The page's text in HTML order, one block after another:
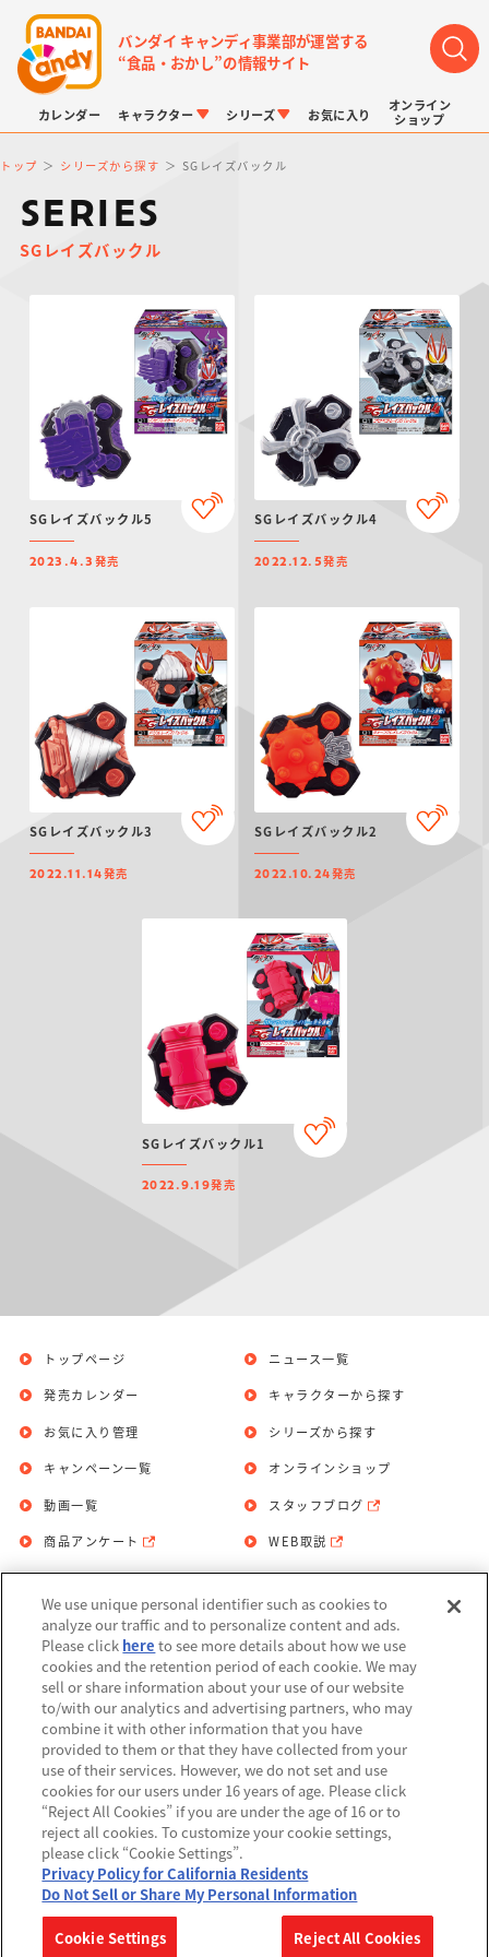
バンダイ キャンディ事業部が運営する
“食品・おかし”の情報サイト
カレンダー キャラクター
ズ
PROJECT R.E.D.・
スーパー戦隊シリー
ズ
ガンダムシリーズ
ポケットモンスター
アンパンマン
サンリオキャラクタ
ーズ
たまご
シリーズ
つりグミ
にふぉるめーしょん
＆スクエアシール
SMPシリーズ
ポケモンスケールワ
ールド
キャラデコ
お気に入り
オンライン
ショップ
トップ シリーズから探す SGレイズバックル
SERIES
SGレイズバックル
SGレイズバックル5
2023.4.3 発売
SGレイズバックル4
2022.12.5発売
SGレイズバックル3
2022.11.14発売
SGレイズバックル2
2022.10.24発売
SGレイズバックル1
2022.9.19発売
トップページ
発売カレンダー
お気に入り管理
ニュース一覧
キャラクターから探す
シリーズから探す
キャンペーン一覧
動画一覧
商品アンケート
オンラインショップ
スタッフブログ
WEB取説
お問い合わせ 個人情報保護方針
利用規約
Do Not Sell or Share My Personal
Information
アレルギー情報
©BANDAI
▼コピーライト一覧を表示する
We use unique personal identifier such as cookies to
analyze our traffic and to personalize content and ads.
Please click here to see more details about how we use
cookies and the retention period of each cookie. We may
sell or share information about your use of our website
to/with our analytics and advertising partners, who may
combine it with other information that you have
provided to them or that they have collected from your
use of their services. However, we do not set and use
cookies for our users under 16 years of age. Please click
“Reject All Cookies” if you are under the age of 16 or to
reject all cookies. To customize your cookie settings,
please click “Cookie Settings”.
Privacy Policy for California Residents
Do Not Sell or Share My Personal Information
Cookie Settings Reject All Cookies